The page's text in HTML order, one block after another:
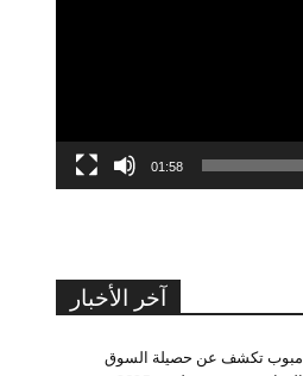
01:58
آخر الأخبار
مبوب تكشف عن حصيلة السوق